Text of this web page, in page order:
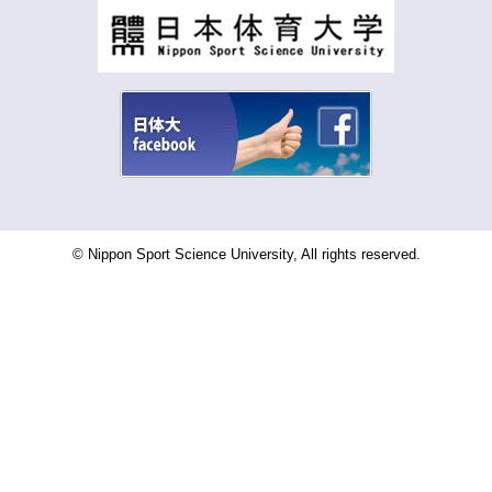
© Nippon Sport Science University, All rights reserved.